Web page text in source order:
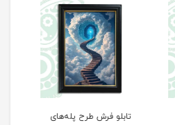
تابلو فرش طرح پله‌های